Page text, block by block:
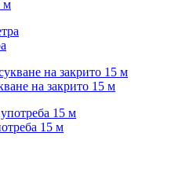
м
на закрито 15 м
15 м